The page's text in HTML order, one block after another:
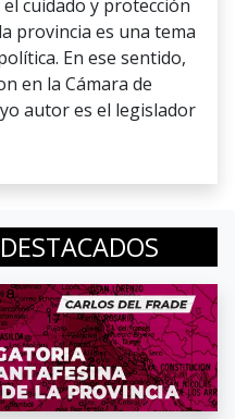
cuidado y protección
provincia es una tema
En ese sentido,
en la Cámara de
autor es el legislador